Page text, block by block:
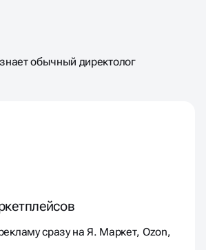
обычный директолог
сразу на Я. Маркет, Ozon,